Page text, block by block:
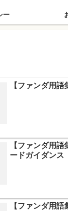
ー
【ファンダ用
【ファンダ用
ードガイダンス
【ファンダ用語